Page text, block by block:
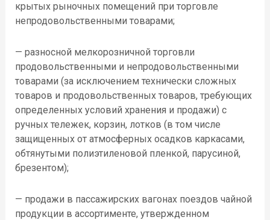
крытых рыночных помещений при торговле
непродовольственными товарами;
— разносной мелкорозничной торговли
продовольственными и непродовольственными
товарами (за исключением технически сложных
товаров и продовольственных товаров, требующих
определенных условий хранения и продажи) с
ручных тележек, корзин, лотков (в том числе
защищенных от атмосферных осадков каркасами,
обтянутыми полиэтиленовой пленкой, парусиной,
брезентом);
— продажи в пассажирских вагонах поездов чайной
продукции в ассортименте, утвержденном